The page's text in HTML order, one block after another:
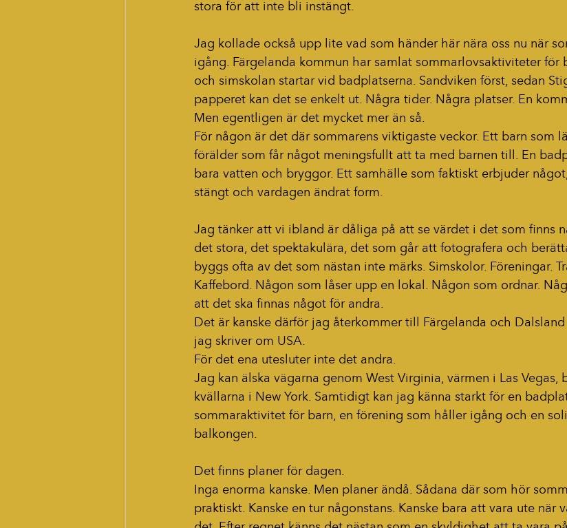
stora för att inte bli instängt.
Jag kollade också upp lite vad som händer här nära oss nu när
igång. Färgelanda kommun har samlat sommarlovsaktiviteter för
och simskolan startar vid badplatserna. Sandviken först, sedan
papperet kan det se enkelt ut. Några tider. Några platser. En
Men egentligen är det mycket mer än så.
För någon är det där sommarens viktigaste veckor. Ett barn som
förälder som får något meningsfullt att ta med barnen till. En
bara vatten och bryggor. Ett samhälle som faktiskt erbjuder
stängt och vardagen ändrat form.
Jag tänker att vi ibland är dåliga på att se värdet i det som finns
det stora, det spektakulära, det som går att fotografera och
byggs ofta av det som nästan inte märks. Simskolor. Föreningar.
Kaffebord. Någon som låser upp en lokal. Någon som ordnar.
att det ska finnas något för andra.
Det är kanske därför jag återkommer till Färgelanda och
jag skriver om USA.
För det ena utesluter inte det andra.
Jag kan älska vägarna genom West Virginia, värmen i Las Vegas,
kvällarna i New York. Samtidigt kan jag känna starkt för en
sommaraktivitet för barn, en förening som håller igång och en
balkongen.
Det finns planer för dagen.
Inga enorma kanske. Men planer ändå. Sådana där som hör
praktiskt. Kanske en tur någonstans. Kanske bara att vara ute när